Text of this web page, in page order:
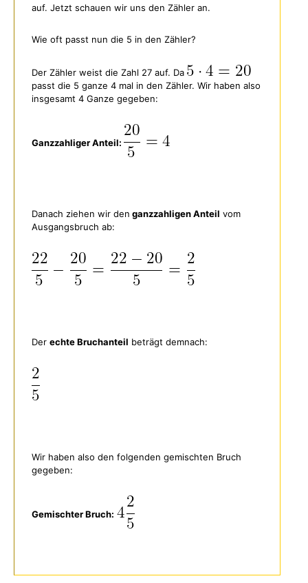
auf. Jetzt schauen wir uns den Zähler an.
Wie oft passt nun die 5 in den Zähler?
Der Zähler weist die Zahl 27 auf. Da
passt die 5 ganze 4 mal in den Zähler. Wir haben also
insgesamt 4 Ganze gegeben:
Ganzzahliger Anteil:
Danach ziehen wir den ganzzahligen Anteil vom
Ausgangsbruch ab:
Der echte Bruchanteil beträgt demnach:
Wir haben also den folgenden gemischten Bruch
gegeben:
Gemischter Bruch: